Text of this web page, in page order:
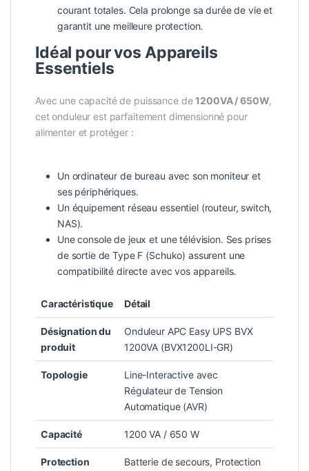
courant totales. Cela prolonge sa durée de vie et
garantit une meilleure protection.
Idéal pour vos Appareils
Essentiels
Avec une capacité de puissance de1200VA / 650W,
cet onduleur est parfaitement dimensionné pour
alimenter et protéger :
Un ordinateur de bureau avec son moniteur et
ses périphériques.
Un équipement réseau essentiel (routeur, switch,
NAS).
Une console de jeux et une télévision. Ses prises
de sortie de Type F (Schuko) assurent une
compatibilité directe avec vos appareils.
Caractéristique Détail
Désignation du
produit
Onduleur APC Easy UPS BVX
1200VA (BVX1200LI-GR)
Topologie
Line-Interactive avec
Régulateur de Tension
Automatique (AVR)
Capacité 1200 VA / 650 W
Protection
Batterie de secours, Protection